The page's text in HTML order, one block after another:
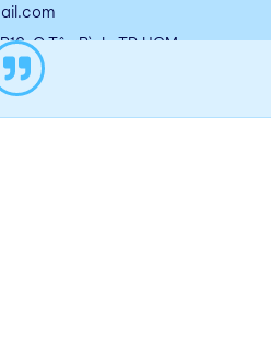
Q.Tân Bình, TP.HCM
2 - Thứ 7